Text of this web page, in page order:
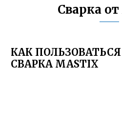
Сварка
КАК
СВАРКА MASTIX